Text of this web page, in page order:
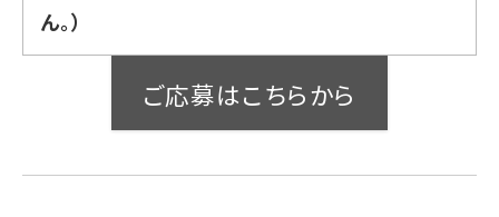
ん。）
ご応募はこちらから